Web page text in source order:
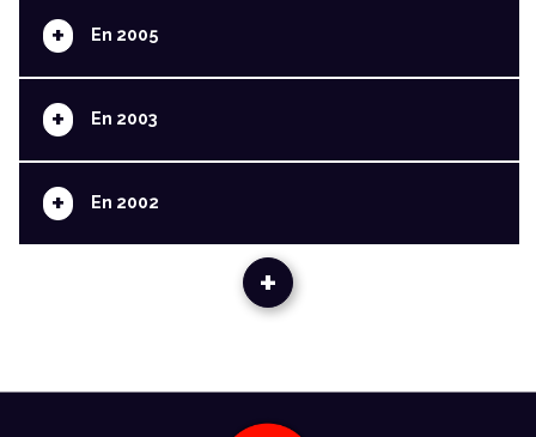
+ En 2005
+ En 2003
+ En 2002
+